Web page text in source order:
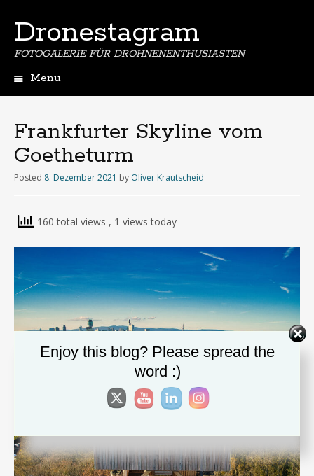
Dronestagram
FOTOGALERIE FÜR DROHNENENTHUSIASTEN
Menu
Frankfurter Skyline vom
Goetheturm
Posted 8. Dezember 2021 by Oliver Krautscheid
160 total views , 1 views today
Enjoy this blog? Please spread the
word :)